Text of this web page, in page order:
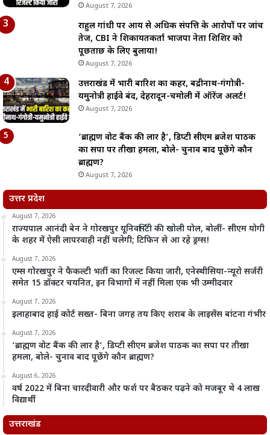
August 7, 2026
राहुल गांधी पर आय से अधिक संपत्ति के आरोपों पर जांच
तेज, CBI ने शिकायतकर्ता भाजपा नेता शिशिर को
पूछताछ के लिए बुलाया!
August 7, 2026
उत्तराखंड में भारी बारिश का कहर, बद्रीनाथ-गंगोत्री-
यमुनोत्री हाईवे बंद, देहरादून-चमोली में ऑरेंज अलर्ट!
August 7, 2026
‘ब्राह्मण वोट बैंक की लार है’, डिप्टी सीएम ब्रजेश पाठक
का सपा पर तीखा हमला, बोले- चुनाव बाद पूछेंगे कौन
ब्राह्मण?
August 7, 2026
उत्तर प्रदेश
August 7, 2026
राज्यपाल आनंदी बेन ने गोरखपुर यूनिवर्सिटी की खोली पोल, बोलीं- सीएम योगी
के शहर में ऐसी लापरवाही नहीं चलेगी; टिफिन से आ रहे ड्रग्स!
August 7, 2026
एम्स गोरखपुर ने फैकल्टी भर्ती का रिजल्ट किया जारी, एनेस्थीसिया-न्यूरो सर्जरी
समेत 15 डॉक्टर चयनित, इन विभागों में नहीं मिला एक भी उम्मीदवार
August 7, 2026
इलाहाबाद हाई कोर्ट सख्त- बिना जगह तय किए शराब के लाइसेंस बांटना गंभीर
August 7, 2026
‘ब्राह्मण वोट बैंक की लार है’, डिप्टी सीएम ब्रजेश पाठक का सपा पर तीखा
हमला, बोले- चुनाव बाद पूछेंगे कौन ब्राह्मण?
August 6, 2026
वर्ष 2022 में बिना चारदीवारी और फर्श पर बैठकर पढ़ने को मजबूर थे 4 लाख
विद्यार्थी
उत्तराखंड